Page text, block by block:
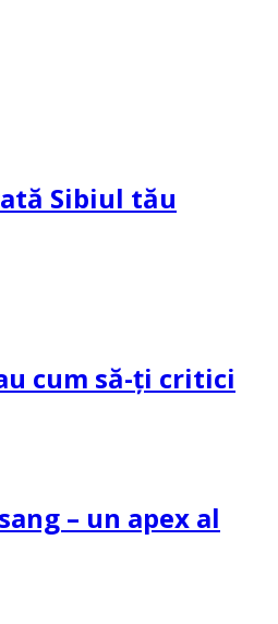
Sibiul tău
cum să-ți critici
– un apex al